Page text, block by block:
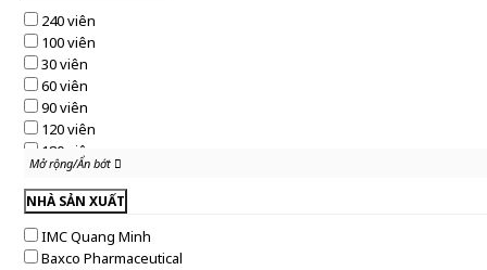
240 viên
100 viên
30 viên
60 viên
90 viên
120 viên
180 viên
375 viên
365 viên
250 viên
20 viên
Mở rộng/Ẩn bớt
Mở rộng/Ẩn bớt
NHÀ SẢN XUẤT
IMC Quang Minh
Baxco Pharmaceutical